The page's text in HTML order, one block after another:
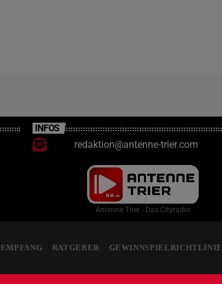
INFOS
redaktion@antenne-trier.com
Antenne Trier - Das Cityradio
EMPFANG RATGEBER GEWINNSPIELRICHTLINIE